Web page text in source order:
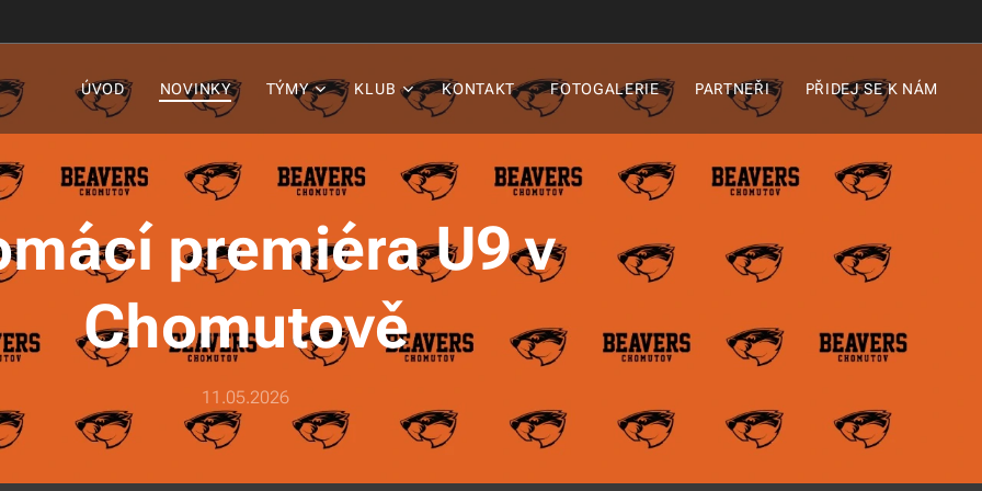
ÚVOD NOVINKY TÝMY KLUB KONTAKT FOTOGALERIE PARTNEŘI PŘIDEJ SE K NÁM
premiéra U9 v
Chomutově
11.05.2026